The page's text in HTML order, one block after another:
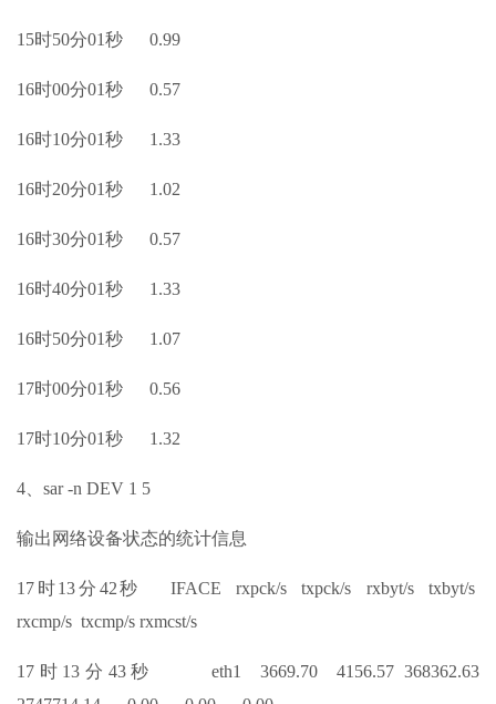
15时50分01秒 0.99
16时00分01秒 0.57
16时10分01秒 1.33
16时20分01秒 1.02
16时30分01秒 0.57
16时40分01秒 1.33
16时50分01秒 1.07
17时00分01秒 0.56
17时10分01秒 1.32
4、sar -n DEV 1 5
输出网络设备状态的统计信息
17时13分42秒 IFACE rxpck/s txpck/s rxbyt/s txbyt/s
rxcmp/s txcmp/s rxmcst/s
17时13分43秒 eth1 3669.70 4156.57 368362.63